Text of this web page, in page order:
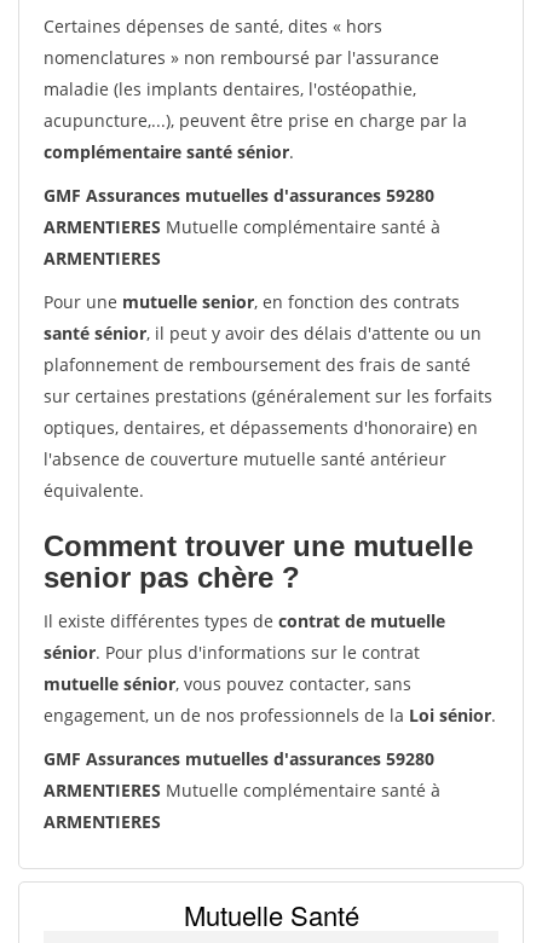
Certaines dépenses de santé, dites « hors
nomenclatures » non remboursé par l'assurance
maladie (les implants dentaires, l'ostéopathie,
acupuncture,...), peuvent être prise en charge par la
complémentaire santé sénior.
GMF Assurances mutuelles d'assurances 59280
ARMENTIERES Mutuelle complémentaire santé à
ARMENTIERES
Pour une mutuelle senior, en fonction des contrats
santé sénior, il peut y avoir des délais d'attente ou un
plafonnement de remboursement des frais de santé
sur certaines prestations (généralement sur les forfaits
optiques, dentaires, et dépassements d'honoraire) en
l'absence de couverture mutuelle santé antérieur
équivalente.
Comment trouver une mutuelle
senior pas chère ?
Il existe différentes types de contrat de mutuelle
sénior. Pour plus d'informations sur le contrat
mutuelle sénior, vous pouvez contacter, sans
engagement, un de nos professionnels de la Loi sénior.
GMF Assurances mutuelles d'assurances 59280
ARMENTIERES Mutuelle complémentaire santé à
ARMENTIERES